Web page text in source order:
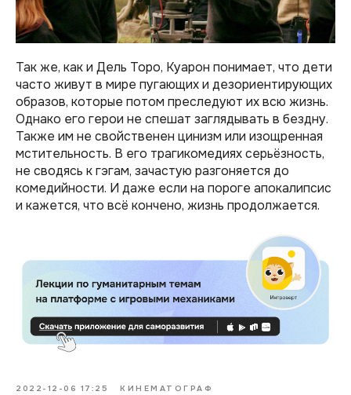
Так же, как и Дель Торо, Куарон понимает, что дети
часто живут в мире пугающих и дезориентирующих
образов, которые потом преследуют их всю жизнь.
Однако его герои не спешат заглядывать в бездну.
Также им не свойственен цинизм или изощренная
мстительность. В его трагикомедиях серьёзность,
не сводясь к гэгам, зачастую разгоняется до
комедийности. И даже если на пороге апокалипсис
и кажется, что всё кончено, жизнь продолжается.
2022-12-06 17:25 КИНЕМАТОГРАФ